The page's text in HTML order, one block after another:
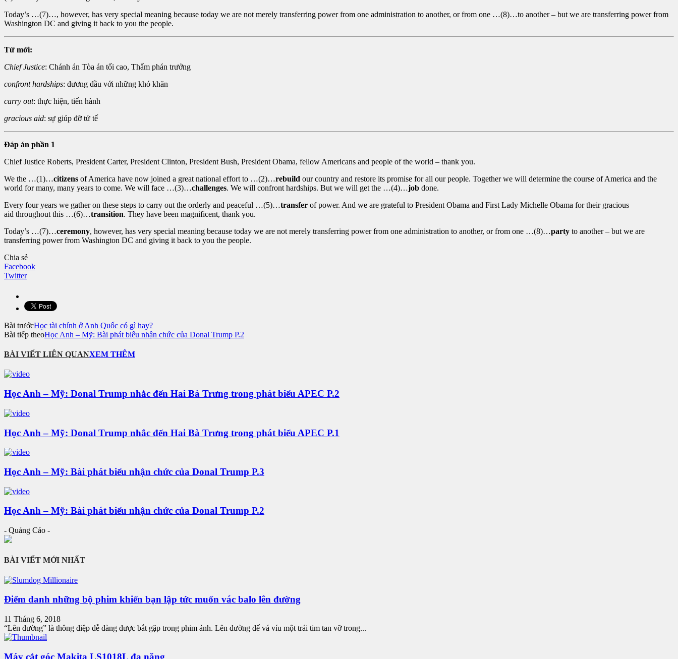
Today’s …(7)…, however, has very special meaning because today we are not merely transferring power from one administration to another, or from one …(8)…to another – but we are transferring power from
Washington DC and giving it back to you the people.
Từ mới:
Chief Justice: Chánh án Tòa án tối cao, Thẩm phán trưởng
confront hardships: đương đầu với những khó khăn
carry out: thực hiện, tiến hành
gracious aid: sự giúp đỡ tử tế
Đáp án phần 1
Chief Justice Roberts, President Carter, President Clinton, President Bush, President Obama, fellow Americans and people of the world – thank you.
We the …(1)…citizens of America have now joined a great national effort to …(2)…rebuild our country and restore its promise for all our people. Together we will determine the course of America and the
world for many, many years to come. We will face …(3)…challenges. We will confront hardships. But we will get the …(4)…job done.
Every four years we gather on these steps to carry out the orderly and peaceful …(5)…transfer of power. And we are grateful to President Obama and First Lady Michelle Obama for their gracious
aid throughout this …(6)…transition. They have been magnificent, thank you.
Today’s …(7)…ceremony, however, has very special meaning because today we are not merely transferring power from one administration to another, or from one …(8)…party to another – but we are
transferring power from Washington DC and giving it back to you the people.
Chia sẻ
Facebook
Twitter
Bài trướcHọc tài chính ở Anh Quốc có gì hay?
Bài tiếp theoHọc Anh – Mỹ: Bài phát biểu nhận chức của Donal Trump P.2
BÀI VIẾT LIÊN QUANXEM THÊM
Học Anh – Mỹ: Donal Trump nhắc đến Hai Bà Trưng trong phát biểu APEC P.2
Học Anh – Mỹ: Donal Trump nhắc đến Hai Bà Trưng trong phát biểu APEC P.1
Học Anh – Mỹ: Bài phát biểu nhận chức của Donal Trump P.3
Học Anh – Mỹ: Bài phát biểu nhận chức của Donal Trump P.2
- Quảng Cáo -
BÀI VIẾT MỚI NHẤT
Điểm danh những bộ phim khiến bạn lập tức muốn vác balo lên đường
11 Tháng 6, 2018
“Lên đường” là thông điệp dễ dàng được bắt gặp trong phim ảnh. Lên đường để vá víu một trái tim tan vỡ trong...
Máy cắt góc Makita LS1018L đa năng